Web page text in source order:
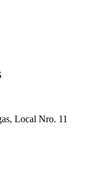
Local Nro. 11